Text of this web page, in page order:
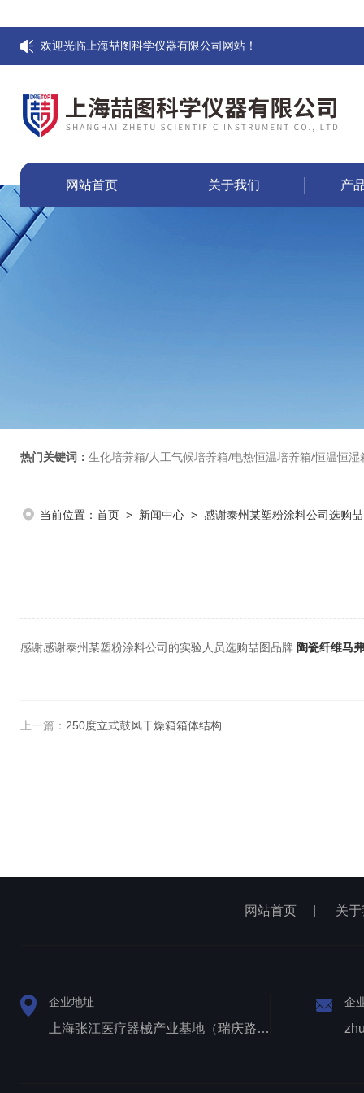
欢迎光临上海喆图科学仪器有限公司网站！
网站首页 关于我们 产
热门关键词： 生化培养箱/人工气候培养箱/电热恒温培养箱/恒温恒湿箱/光照培养箱/二氧化碳培养箱
当前位置： 首页 > 新闻中心 > 感谢泰州某塑粉涂料公司选购
感谢感谢泰州某塑粉涂料公司的实验人员选购喆图品牌 陶瓷纤维马
上一篇： 250度立式鼓风干燥箱箱体结构
网站首页 关
企业地址
上海张江医疗器械产业基地（瑞庆路528号）
企